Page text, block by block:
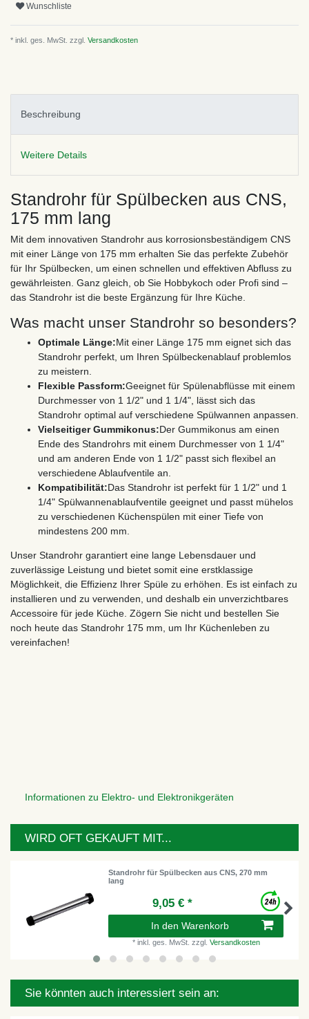
Wunschliste
* inkl. ges. MwSt. zzgl. Versandkosten
Beschreibung
Weitere Details
Standrohr für Spülbecken aus CNS,
175 mm lang
Mit dem innovativen Standrohr aus korrosionsbeständigem CNS
mit einer Länge von 175 mm erhalten Sie das perfekte Zubehör
für Ihr Spülbecken, um einen schnellen und effektiven Abfluss zu
gewährleisten. Ganz gleich, ob Sie Hobbykoch oder Profi sind –
das Standrohr ist die beste Ergänzung für Ihre Küche.
Was macht unser Standrohr so besonders?
Optimale Länge:Mit einer Länge 175 mm eignet sich das
Standrohr perfekt, um Ihren Spülbeckenablauf problemlos
zu meistern.
Flexible Passform:Geeignet für Spülenabflüsse mit einem
Durchmesser von 1 1/2" und 1 1/4", lässt sich das
Standrohr optimal auf verschiedene Spülwannen anpassen.
Vielseitiger Gummikonus:Der Gummikonus am einen
Ende des Standrohrs mit einem Durchmesser von 1 1/4"
und am anderen Ende von 1 1/2" passt sich flexibel an
verschiedene Ablaufventile an.
Kompatibilität:Das Standrohr ist perfekt für 1 1/2" und 1
1/4" Spülwannenablaufventile geeignet und passt mühelos
zu verschiedenen Küchenspülen mit einer Tiefe von
mindestens 200 mm.
Unser Standrohr garantiert eine lange Lebensdauer und
zuverlässige Leistung und bietet somit eine erstklassige
Möglichkeit, die Effizienz Ihrer Spüle zu erhöhen. Es ist einfach zu
installieren und zu verwenden, und deshalb ein unverzichtbares
Accessoire für jede Küche. Zögern Sie nicht und bestellen Sie
noch heute das Standrohr 175 mm, um Ihr Küchenleben zu
vereinfachen!
Informationen zu Elektro- und Elektronikgeräten
WIRD OFT GEKAUFT MIT...
Standrohr für Spülbecken aus CNS, 270 mm
lang
9,05 € *
In den Warenkorb
* inkl. ges. MwSt. zzgl. Versandkosten
Sie könnten auch interessiert sein an: